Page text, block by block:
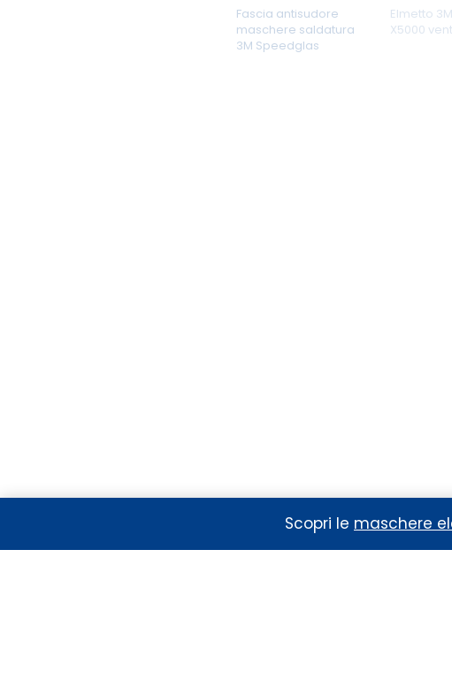
Fascia antisudore
maschere saldatura
3M Speedglas
Elmetto
X5000
R D
Scopri le maschere